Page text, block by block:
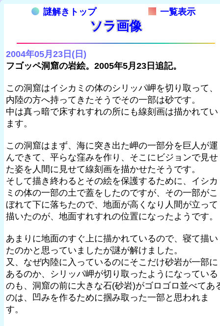
謎解きトップ 一覧表示
ソラ画像
2004年05月23日(日)
フゴッペ洞窟の岩絵。2005年5月23日追記。
この洞窟はイシカミの体のシリッパ岬を切り取って、
内陸の方へ持ってきたそうでその一部は砂です。
中は真っ暗で床すれすれの所にも線刻画は描かれてい
ます。
この洞窟はまず、海に突き出た岬の一部分を巨人が運
んできて、平らな窪みを作り、そこにビジョンで見せ
た姿を人間に見せて線刻画を描かせたそうです。
そして描き終わるとその絵を保護するために、イシカ
ミの体の一部の土で蓋をしたのですが、その一部がこ
ぼれて下に落ちたので、地面が高くなり人間が立って
描いたのが、地面すれすれの位置になったようです。
あまりに地面のすぐ上に描かれているので、寝て描い
たのかと思っていましたが謎が解けました。
又、なぜ内陸に入っているのにそこだけ砂岩が一部に
あるのか、シリッパ岬が切り取ったようになっている
のも、洞窟の前に大きな石(砂岩)がゴロゴロ並べてあ
のは、凹みを作るために掴み取った一部と思われま
す。